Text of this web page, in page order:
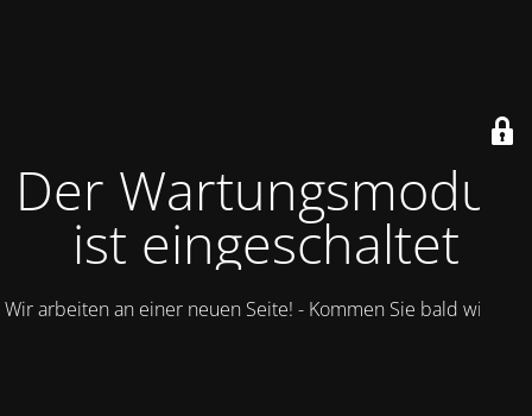
Der Wartungsmodus
ist eingeschaltet
Wir arbeiten an einer neuen Seite! - Kommen Sie bald wieder.